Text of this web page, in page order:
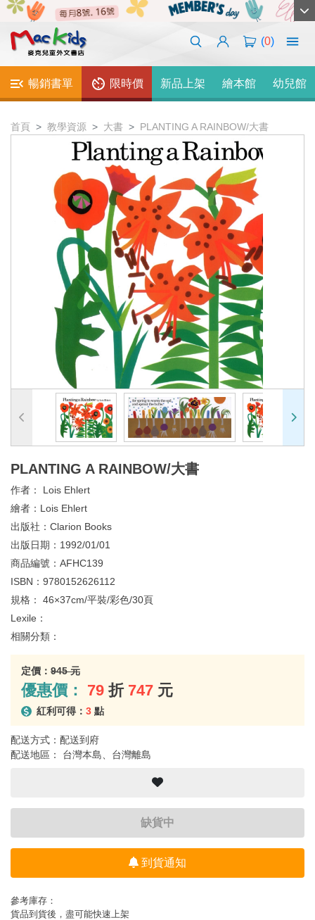
(0)
暢銷書單 限時價 新品上架 繪本館 幼兒館
首頁 教學資源 大書 PLANTING A RAINBOW/大書
PLANTING A RAINBOW/大書
作者： Lois Ehlert
繪者： Lois Ehlert
出版社： Clarion Books
出版日期： 1992/01/01
商品編號： AFHC139
ISBN： 9780152626112
規格： 46×37cm/平裝/彩色/30頁
Lexile：
相關分類：
定價： 945 元
優惠價： 79 折 747 元
紅利可得： 3 點
配送方式：配送到府
配送地區： 台灣本島、台灣離島
缺貨中
到貨通知
參考庫存：
貨品到貨後，盡可能快速上架